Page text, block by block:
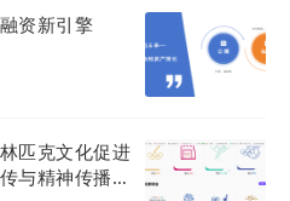
资新引擎
匹克文化促进
与精神传播加